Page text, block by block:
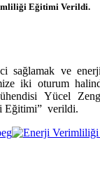
Eğitimi Verildi.
sağlamak ve
iki oturum
Yücel
Eğitimi” verildi.